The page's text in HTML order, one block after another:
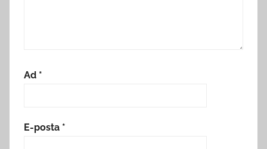
Ad *
E-posta *